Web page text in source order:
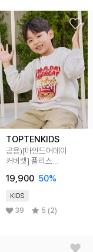
TOPTENKIDS
공용)[마인드어데이
커버캣] 플리스
19,900 50%
KIDS
39 5 (2)